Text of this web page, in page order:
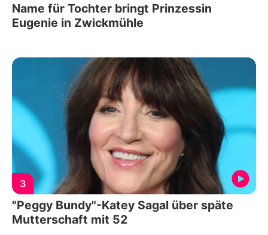
Name für Tochter bringt Prinzessin
Eugenie in Zwickmühle
3
"Peggy Bundy"-Katey Sagal über späte
Mutterschaft mit 52